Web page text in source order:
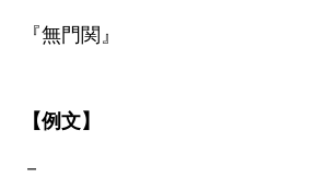
『無門関』
【例文】
－